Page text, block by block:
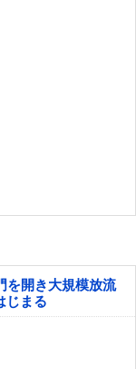
を開き大規模放流
じまる